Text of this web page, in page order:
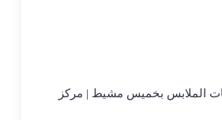
الملابس بخميس مشيط | مركز